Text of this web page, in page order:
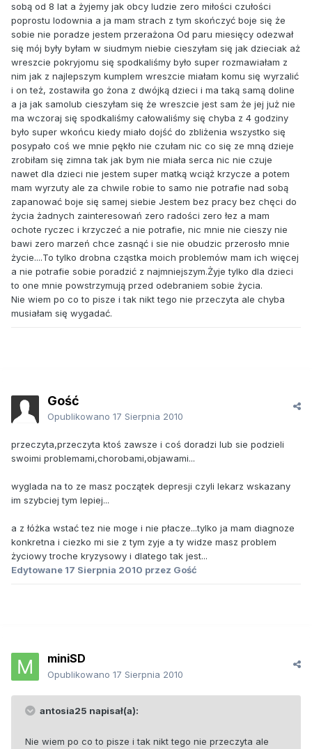
sobą od 8 lat a żyjemy jak obcy ludzie zero miłości czułości
poprostu lodownia a ja mam strach z tym skończyć boje się że
sobie nie poradze jestem przerażona Od paru miesięcy odezwał
się mój były byłam w siudmym niebie cieszyłam się jak dzieciak aż
wreszcie pokryjomu się spodkaliśmy było super rozmawiałam z
nim jak z najlepszym kumplem wreszcie miałam komu się wyrzalić
i on też, zostawiła go żona z dwójką dzieci i ma taką samą doline
a ja jak samolub cieszyłam się że wreszcie jest sam że jej już nie
ma wczoraj się spodkaliśmy całowaliśmy się chyba z 4 godziny
było super wkońcu kiedy miało dojść do zbliżenia wszystko się
posypało coś we mnie pękło nie czułam nic co się ze mną dzieje
zrobiłam się zimna tak jak bym nie miała serca nic nie czuje
nawet dla dzieci nie jestem super matką wciąż krzycze a potem
mam wyrzuty ale za chwile robie to samo nie potrafie nad sobą
zapanować boje się samej siebie Jestem bez pracy bez chęci do
życia żadnych zainteresowań zero radości zero łez a mam
ochote ryczec i krzyczeć a nie potrafie, nic mnie nie cieszy nie
bawi zero marzeń chce zasnąć i sie nie obudzic przerosło mnie
życie....To tylko drobna cząstka moich problemów mam ich więcej
a nie potrafie sobie poradzić z najmniejszym.Żyje tylko dla dzieci
to one mnie powstrzymują przed odebraniem sobie życia.
Nie wiem po co to pisze i tak nikt tego nie przeczyta ale chyba
musiałam się wygadać.
Gość
Opublikowano 17 Sierpnia 2010
przeczyta,przeczyta ktoś zawsze i coś doradzi lub sie podzieli
swoimi problemami,chorobami,objawami...
wyglada na to ze masz początek depresji czyli lekarz wskazany
im szybciej tym lepiej...
a z łóżka wstać tez nie moge i nie płacze...tylko ja mam diagnoze
konkretna i ciezko mi sie z tym zyje a ty widze masz problem
życiowy troche kryzysowy i dlatego tak jest...
Edytowane 17 Sierpnia 2010 przez Gość
miniSD
Opublikowano 17 Sierpnia 2010
antosia25 napisał(a):
Nie wiem po co to pisze i tak nikt tego nie przeczyta ale